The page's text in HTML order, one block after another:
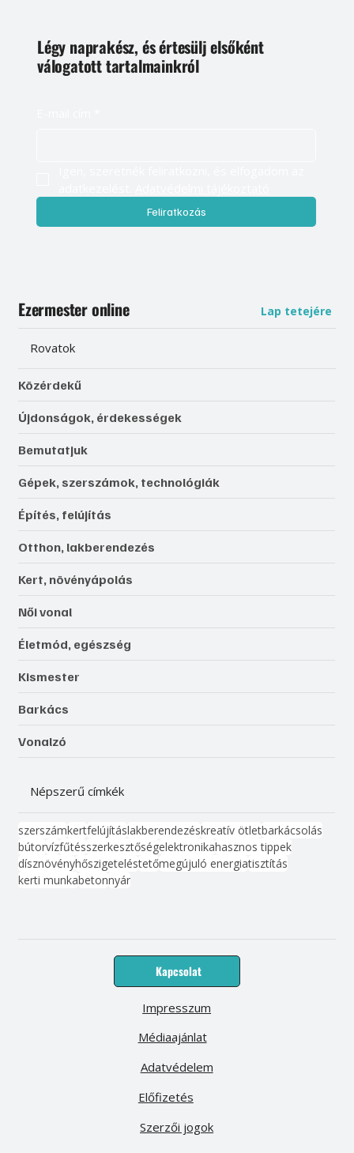
Légy naprakész, és értesülj elsőként
válogatott tartalmainkról
Feliratkozás
Ezermester online Lap tetejére
Rovatok
Közérdekű
Újdonságok, érdekességek
Bemutatjuk
Gépek, szerszámok, technológiák
Építés, felújítás
Otthon, lakberendezés
Kert, növényápolás
Női vonal
Életmód, egészség
Kismester
Barkács
Vonalzó
Népszerű címkék
szerszámkertfelújításlakberendezéskreatív ötletbarkácsolás
bútorvízfűtésszerkesztőségelektronikahasznos tippek
dísznövényhőszigeteléstetőmegújuló energiatisztítás
kerti munkabetonnyár
Kapcsolat
Médiaajánlat
Előfizetés
Impresszum
Adatvédelem
Szerzői jogok